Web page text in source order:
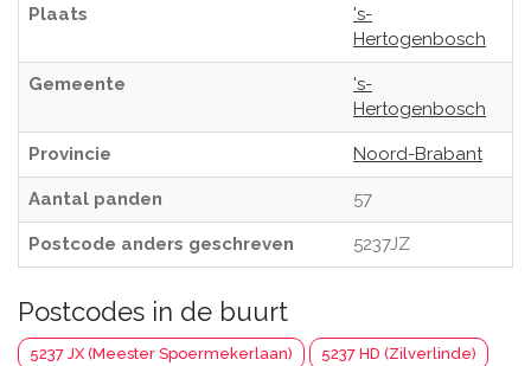
Plaats
's-
Hertogenbosch
Gemeente
's-
Hertogenbosch
Provincie Noord-Brabant
Aantal panden 57
Postcode anders geschreven 5237JZ
Postcodes in de buurt
5237 JX (Meester Spoermekerlaan) 5237 HD (Zilverlinde)